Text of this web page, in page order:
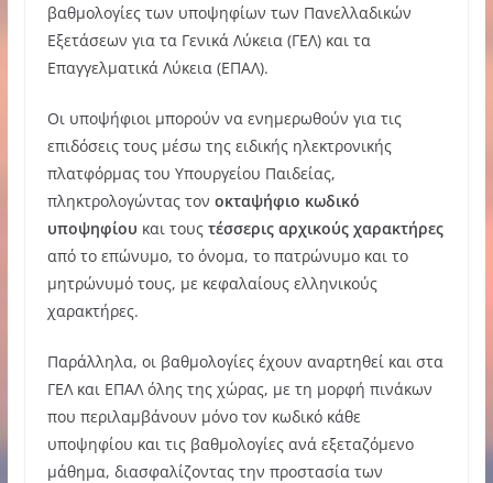
βαθμολογίες των υποψηφίων των Πανελλαδικών
Εξετάσεων για τα Γενικά Λύκεια (ΓΕΛ) και τα
Επαγγελματικά Λύκεια (ΕΠΑΛ).
Οι υποψήφιοι μπορούν να ενημερωθούν για τις
επιδόσεις τους μέσω της ειδικής ηλεκτρονικής
πλατφόρμας του Υπουργείου Παιδείας,
πληκτρολογώντας τον οκταψήφιο κωδικό
υποψηφίου και τους τέσσερις αρχικούς χαρακτήρες
από το επώνυμο, το όνομα, το πατρώνυμο και το
μητρώνυμό τους, με κεφαλαίους ελληνικούς
χαρακτήρες.
Παράλληλα, οι βαθμολογίες έχουν αναρτηθεί και στα
ΓΕΛ και ΕΠΑΛ όλης της χώρας, με τη μορφή πινάκων
που περιλαμβάνουν μόνο τον κωδικό κάθε
υποψηφίου και τις βαθμολογίες ανά εξεταζόμενο
μάθημα, διασφαλίζοντας την προστασία των